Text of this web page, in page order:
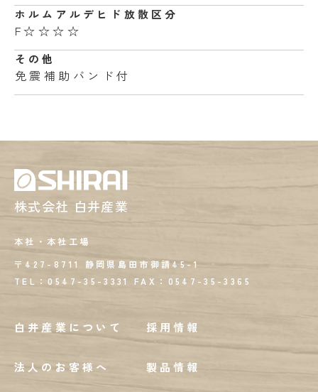
ホルムアルデヒド 放散区分
F☆☆☆☆
その他
免震補助バンド付
株式会社 白井産業
本社・本社工場
〒427-8711 静岡県島田市御請45-1
TEL：0547-35-3331
FAX： 0547-35-3365
白井産業について
法人のお客様へ
採用情報
製品情報